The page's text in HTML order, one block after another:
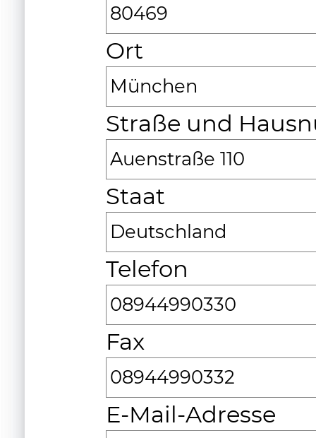
80469
Ort
München
Straße und
Auenstraße 110
Staat
Deutschland
Telefon
08944990330
Fax
08944990332
E-Mail-Adresse